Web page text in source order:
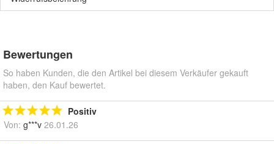
Bewertungen
So haben Kunden, die den Artikel bei diesem Verkäufer gekauft
haben, den Kauf bewertet.
Positiv
Von: g***v 26.01.26